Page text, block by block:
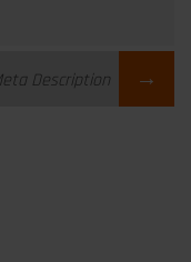
Description →